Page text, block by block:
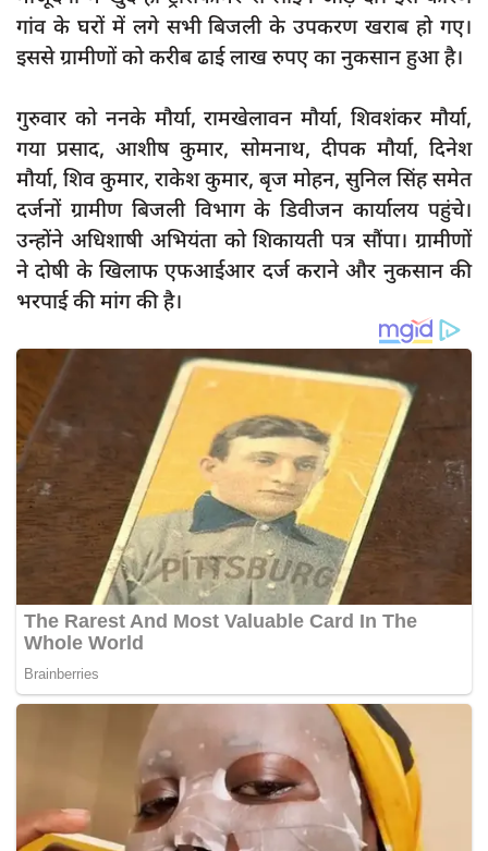
English
गांव के घरों में लगे सभी बिजली के उपकरण खराब हो गए।
इससे ग्रामीणों को करीब ढाई लाख रुपए का नुकसान हुआ है।
गुरुवार को ननके मौर्या, रामखेलावन मौर्या, शिवशंकर मौर्या,
गया प्रसाद, आशीष कुमार, सोमनाथ, दीपक मौर्या, दिनेश
मौर्या, शिव कुमार, राकेश कुमार, बृज मोहन, सुनिल सिंह समेत
दर्जनों ग्रामीण बिजली विभाग के डिवीजन कार्यालय पहुंचे।
उन्होंने अधिशाषी अभियंता को शिकायती पत्र सौंपा। ग्रामीणों
ने दोषी के खिलाफ एफआईआर दर्ज कराने और नुकसान की
भरपाई की मांग की है।